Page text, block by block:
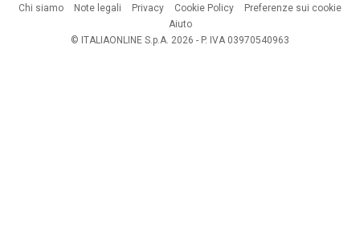
Chi siamo Note legali Privacy Cookie Policy
Preferenze sui cookie
Aiuto
© ITALIAONLINE S.p.A. 2026 - P. IVA 03970540963